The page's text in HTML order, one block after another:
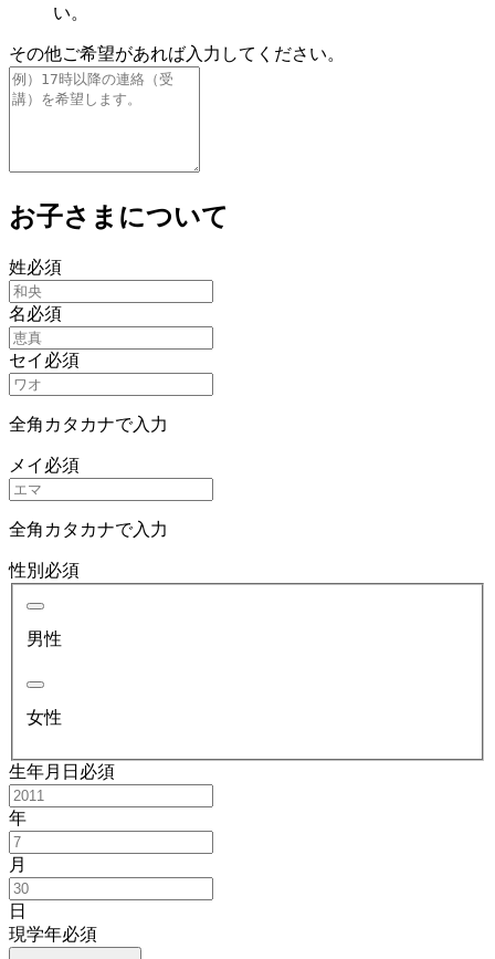
い。
その他ご希望があれば入力してください。
お子さまについて
姓必須
名必須
セイ 必須
全角カタカナで入力
メイ 必須
全角カタカナで入力
性別 必須
男性
女性
生年月日 必須
年
月
日
現学年必須